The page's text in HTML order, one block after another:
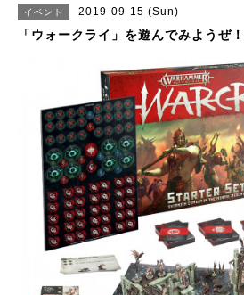
イベント 2019-09-15 (Sun)
「ウォークライ」を遊んでみようぜ